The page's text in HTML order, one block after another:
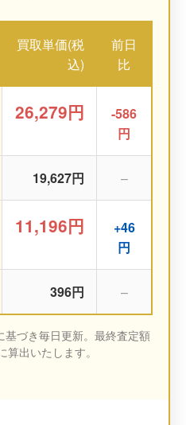
買取単価(税
込)
前日
比
26,279円
-586
円
19,627円 –
11,196円
+46
円
396円 –
づき毎日更新。最終査定額
算出いたします。